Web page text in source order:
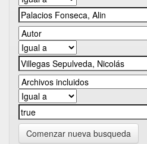
Comenzar nueva busqueda